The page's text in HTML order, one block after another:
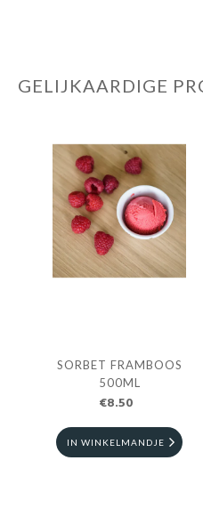
GELIJKAARDIGE
SORBET FRAMBOOS
500ML
€8.50
IN WINKELMANDJE